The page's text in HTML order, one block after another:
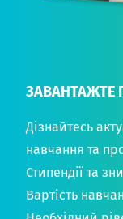
ЗАВАНТАЖТЕ
Дізнайтесь
навчання та
Стипендії та
Вартість